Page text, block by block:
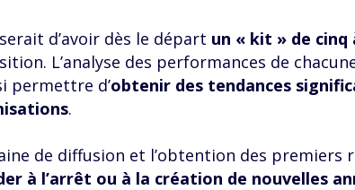
d’avoir dès le départ un « kit » de cinq
L’analyse des performances de
permettre d’obtenir des tendances
.
de diffusion et l’obtention des premiers
à l’arrêt ou à la création de nouvelles